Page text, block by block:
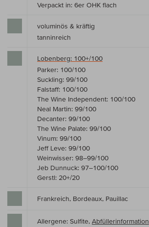
Verpackt in: 6er OHK flach
voluminös & kräftig
tanninreich
Lobenberg: 100+/100
Parker: 100/100
Suckling: 99/100
Falstaff: 100/100
The Wine Independent: 100/100
Neal Martin: 99/100
Decanter: 99/100
The Wine Palate: 99/100
Vinum: 99/100
Jeff Leve: 99/100
Weinwisser: 98–99/100
Jeb Dunnuck: 97–100/100
Gerstl: 20+/20
Frankreich, Bordeaux, Pauillac
Allergene: Sulfite, Abfüllerinformation